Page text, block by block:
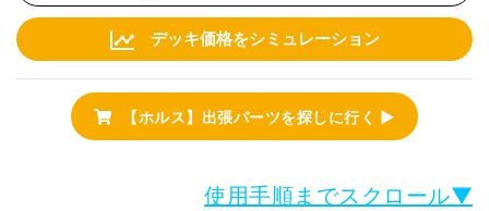
デッキ価格をシミュレーション
【ホルス】出張パーツを探しに行く ▶
使用手順までスクロール▼